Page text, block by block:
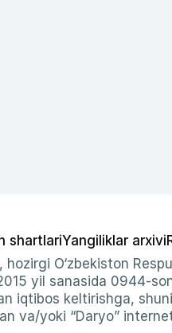
shartlariYangiliklar arxivi
O‘zbekiston
yil sanasida 0944-
iqtibos keltirishga,
va/yoki “Daryo”